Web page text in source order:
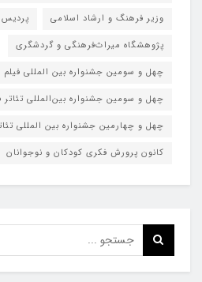
وزیر فرهنگ و ارشاد اسلامی
پردیس
پژوهشگاه میراث‌فرهنگی و گردشگری
چهل و سومین جشنواره بین المللی فیلم
چهل و سومین جشنواره بین‌المللی تئاتر
چهل و چهارمین جشنواره بین المللی
کانون پرورش فکری کودکان و نوجوانان